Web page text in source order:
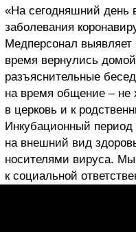
«На сегодняшний день
заболевания
Медперсонал выявляет
время вернулись
разъяснительные
на время общение – не
в церковь и к
Инкубационный период
на внешний вид
носителями вируса.
к социальной